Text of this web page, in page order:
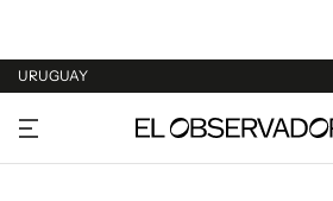
URUGUAY
URUGUAY
ARGENTINA